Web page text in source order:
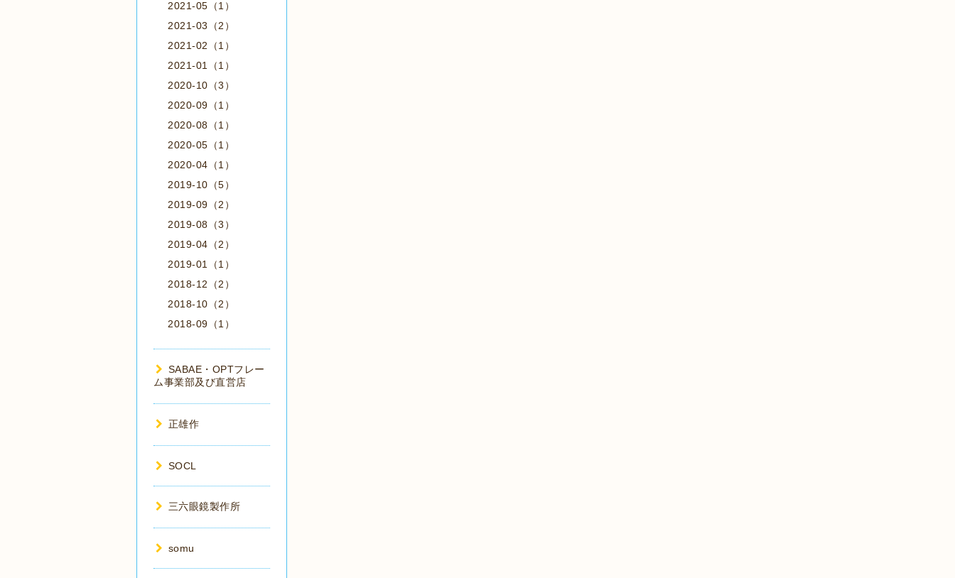
2021-05（1）
2021-03（2）
2021-02（1）
2021-01（1）
2020-10（3）
2020-09（1）
2020-08（1）
2020-05（1）
2020-04（1）
2019-10（5）
2019-09（2）
2019-08（3）
2019-04（2）
2019-01（1）
2018-12（2）
2018-10（2）
2018-09（1）
SABAE・OPTフレー
ム事業部及び直営店
正雄作
SOCL
三六眼鏡製作所
somu